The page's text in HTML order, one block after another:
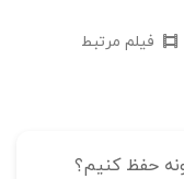
فیلم مرتبط
حفظ کنیم؟